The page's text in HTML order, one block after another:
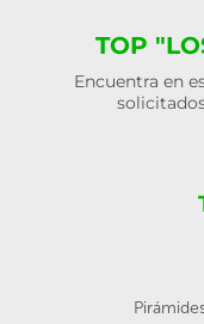
TOP
Encuentra en